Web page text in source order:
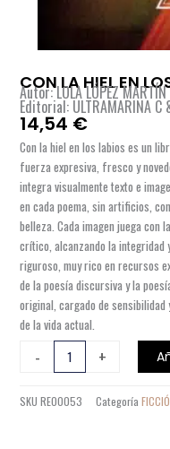
CON LA HIEL EN
Autor: LOLA LÓPEZ MARTÍN
Editorial: ULTRAMARINA C
14,54 €
Con la hiel en los labios es un
fuerza expresiva, fresco y
integra visualmente texto e
en cada poema, sin artificios,
belleza. Cada imagen juega con
crítico, alcanzando la
riguroso, muy rico en recursos
de la poesía discursiva y la
original, cargado de
de la vida actual.
-
EN
+
SKURE00053 Categoría